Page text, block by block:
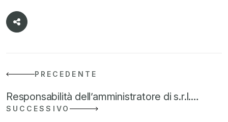
PRECEDENTE
Responsabilità dell’amministratore di s.r.l.…
SUCCESSIVO